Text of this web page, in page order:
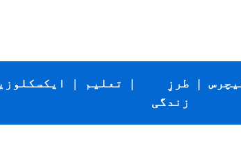
| تعلیم |
طرزِ
زندگی
|